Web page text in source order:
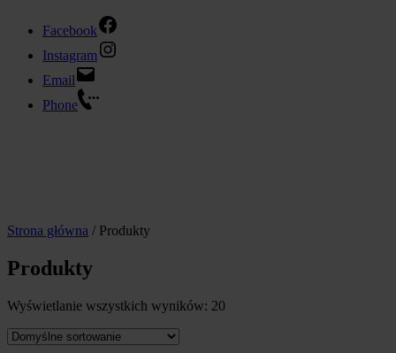
Facebook
Instagram
Email
Phone
Strona główna / Produkty
Produkty
Wyświetlanie wszystkich wyników: 20